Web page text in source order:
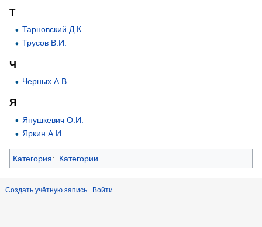
Т
Тарновский Д.К.
Трусов В.И.
Ч
Черных А.В.
Я
Янушкевич О.И.
Яркин А.И.
Категория: Категории
Создать учётную запись Войти